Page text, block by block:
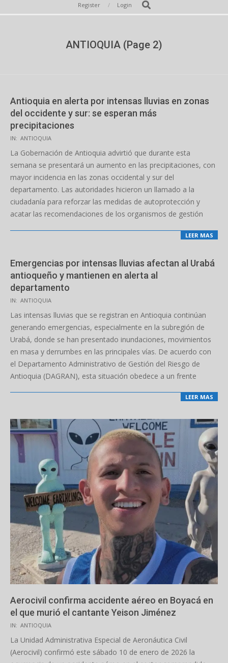
Navigation
Register Login Search
ANTIOQUIA (Page 2)
Antioquia en alerta por intensas lluvias en zonas
del occidente y sur: se esperan más
precipitaciones
2026-
02-
10
IN: ANTIOQUIA
La Gobernación de Antioquia advirtió que durante esta
semana se presentará un aumento en las precipitaciones, con
mayor incidencia en las zonas occidental y sur del
departamento. Las autoridades hicieron un llamado a la
ciudadanía para reforzar las medidas de autoprotección y
acatar las recomendaciones de los organismos de gestión
LEER MAS
Emergencias por intensas lluvias afectan al Urabá
antioqueño y mantienen en alerta al
departamento
2026-
01-
IN: ANTIOQUIA
Las intensas lluvias que se registran en Antioquia continúan
generando emergencias, especialmente en la subregión de
Urabá, donde se han presentado inundaciones, movimientos
en masa y derrumbes en las principales vías. De acuerdo con
el Departamento Administrativo de Gestión del Riesgo de
Antioquia (DAGRAN), esta situación obedece a un frente
LEER MAS
Aerocivil confirma accidente aéreo en Boyacá en
el que murió el cantante Yeison Jiménez
2026-
01-
11
IN: ANTIOQUIA
La Unidad Administrativa Especial de Aeronáutica Civil
(Aerocivil) confirmó este sábado 10 de enero de 2026 la